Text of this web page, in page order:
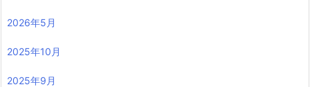
2026年5月
2025年10月
2025年9月